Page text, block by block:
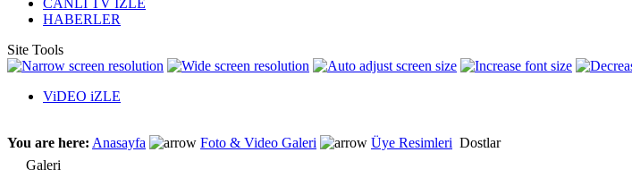
HABERLER
Site Tools
ViDEO iZLE
You are here: Anasayfa Foto & Video Galeri Üye Resimleri Dostlar
Galeri